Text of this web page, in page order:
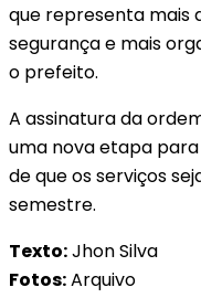
que representa mais
segurança e mais
o prefeito.
A assinatura da
uma nova etapa
de que os serviços
semestre.
Texto:Jhon Silva
Fotos:Arquivo